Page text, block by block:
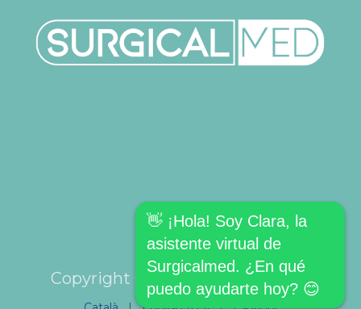
Copyright © SURGICALMED SL.
👋 ¡Hola! Soy Clara, la
asistente virtual de
Surgicalmed. ¿En qué
puedo ayudarte hoy? 😊